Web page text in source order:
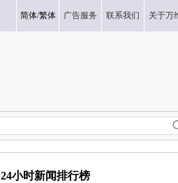
简体/繁体 广告服务 联系我们 关于万
24小时新闻排行榜